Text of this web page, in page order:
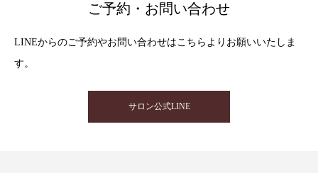
ご予約・お問い合わせ
LINEからのご予約やお問い合わせはこちらよりお願いいたしま
す。
サロン公式LINE